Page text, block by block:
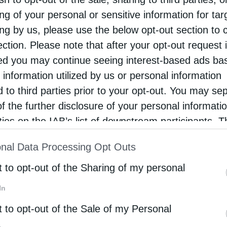
of your personal or sensitive information for
by us, please use the below opt-out section to
Please note that after your opt-out request
you may continue seeing interest-based ads
information utilized by us or personal information
to third parties prior to your opt-out. You may
the further disclosure of your personal
on the IAB’s list of downstream participants.
of Downstream Participantsthat may further
parties.
Data Processing Opt Outs
to opt-out of the Sharing of my personal
to opt-out of the Sale of my Personal
Μητροπόλεις
Σεραφείμ: «Είναι σημαντικό ο νέος άνθρωπος να
μέσα του Χριστό και Ελλάδα» (ΦΩΤΟ)
27 Οκτωβρίου 2024
υπερηφάνεια, έντονη συγκίνηση, χαρά και
για το μέλλον ήταν τα βασικά συναισθήματα
τα παιδιά των Εκπαιδευτηρίων της
Μητροπόλεως Πειραιώς (Βρεφονηπιακός
Παιδικός Σταθμός, Νηπιαγωγείο, Δημοτικό, …